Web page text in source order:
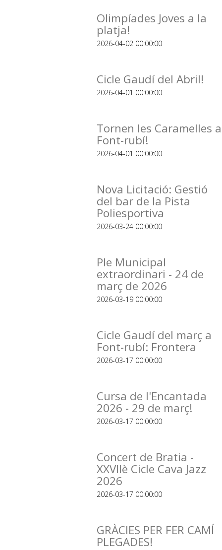
Olimpíades Joves a la
platja!
2026-04-02 00:00:00
Cicle Gaudí del Abril!
2026-04-01 00:00:00
Tornen les Caramelles a
Font-rubí!
2026-04-01 00:00:00
Nova Licitació: Gestió
del bar de la Pista
Poliesportiva
2026-03-24 00:00:00
Ple Municipal
extraordinari - 24 de
març de 2026
2026-03-19 00:00:00
Cicle Gaudí del març a
Font-rubí: Frontera
2026-03-17 00:00:00
Cursa de l'Encantada
2026 - 29 de març!
2026-03-17 00:00:00
Concert de Bratia -
XXVIIè Cicle Cava Jazz
2026
2026-03-17 00:00:00
GRÀCIES PER FER CAMÍ
PLEGADES!